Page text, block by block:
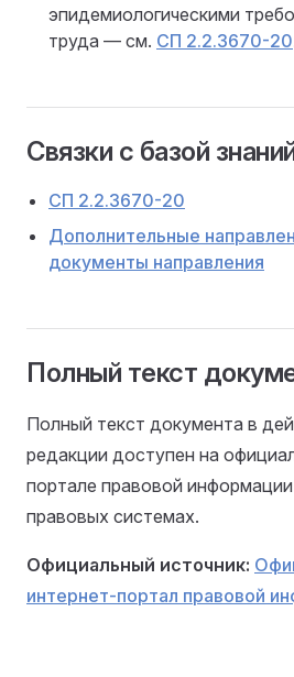
эпидемиологическими
труда — см. СП 2.2.3670-20
Связки с базой
СП 2.2.3670-20
Дополнительные
документы направления
Полный текст
Полный текст документа в
редакции доступен на
портале правовой
правовых системах.
Официальный источник:
интернет-портал правовой